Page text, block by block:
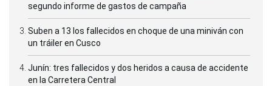
segundo informe de gastos de campaña
Suben a 13 los fallecidos en choque de una miniván con
un tráiler en Cusco
Junín: tres fallecidos y dos heridos a causa de accidente
en la Carretera Central